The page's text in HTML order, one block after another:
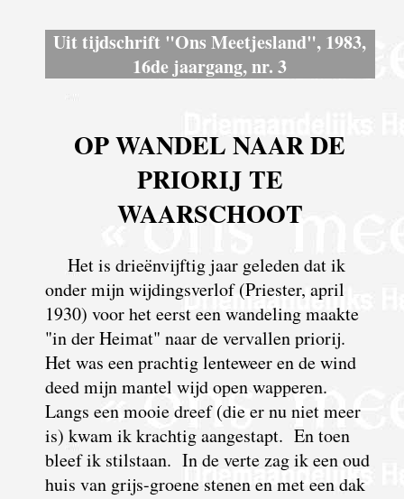
Uit tijdschrift "Ons Meetjesland", 1983,
16de jaargang, nr. 3
OP WANDEL NAAR DE
PRIORIJ TE
WAARSCHOOT
Het is drieënvijftig jaar geleden dat ik
onder mijn wijdingsverlof (Priester, april
1930) voor het eerst een wandeling maakte
"in der Heimat" naar de vervallen priorij.
Het was een prachtig lenteweer en de wind
deed mijn mantel wijd open wapperen.
Langs een mooie dreef (die er nu niet meer
is) kwam ik krachtig aangestapt. En toen
bleef ik stilstaan. In de verte zag ik een oud
huis van grijs-groene stenen en met een dak